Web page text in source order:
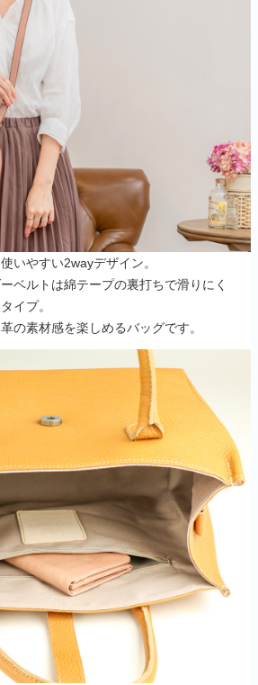
いやすい2wayデザイン。
ベルトは綿テープの裏打ちで滑りにく
イプ。
の素材感を楽しめるバッグです。